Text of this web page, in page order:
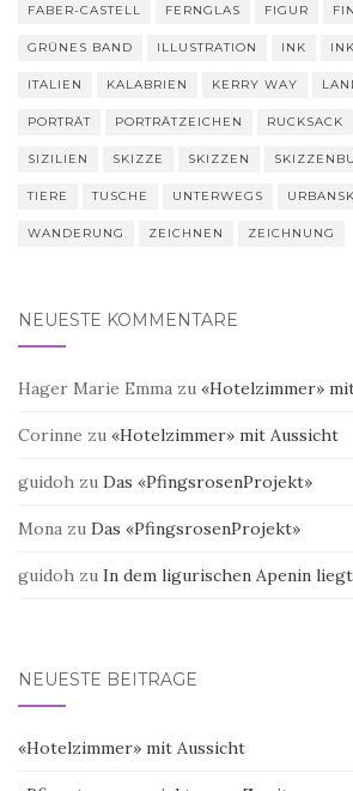
FABER-CASTELL FERNGLAS FIGUR
GRÜNES BAND ILLUSTRATION INK
ITALIEN KALABRIEN KERRY WAY
PORTRÄT PORTRÄTZEICHEN RUCKSACK
SIZILIEN SKIZZE SKIZZEN
TIERE TUSCHE UNTERWEGS
WANDERUNG ZEICHNEN ZEICHNUNG
NEUESTE KOMMENTARE
Hager Marie Emma zu «Hotelzimmer»
Corinne zu «Hotelzimmer» mit Aussicht
guidoh zu Das «PfingsrosenProjekt»
Mona zu Das «PfingsrosenProjekt»
guidoh zu In dem ligurischen Apenin
NEUESTE BEITRÄGE
«Hotelzimmer» mit Aussicht